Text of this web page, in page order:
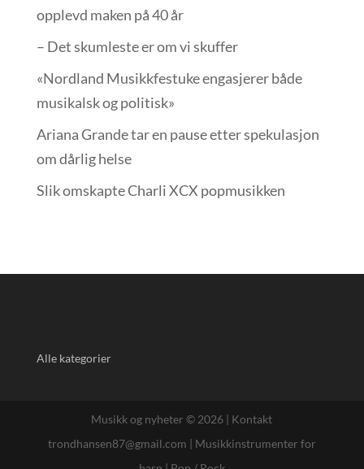
opplevd maken på 40 år
– Det skumleste er om vi skuffer
«Nordland Musikkfest­uke engasjerer både
musikalsk og politisk»
Ariana Grande tar en pause etter spekulasjon
om dårlig helse
Slik omskapte Charli XCX popmusikken
Alle kategorier
Musikk og nyheter © 2026 | Kontakt
trondhansen87@gmail.com | Musikkinstrumenter for